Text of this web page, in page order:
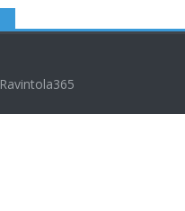
Ravintola365